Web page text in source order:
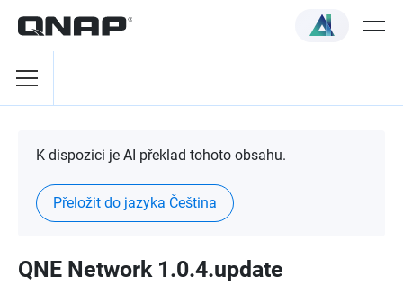
K dispozici je AI překlad tohoto obsahu.
Přeložit do jazyka Čeština
QNE Network 1.0.4.update